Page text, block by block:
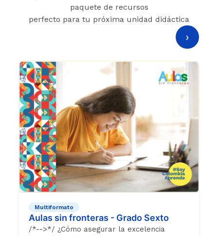
paquete de recursos
perfecto para tu próxima unidad didáctica
›
Multiformato
Aulas sin fronteras - Grado Sexto
/*-->*/ ¿Cómo asegurar la excelencia